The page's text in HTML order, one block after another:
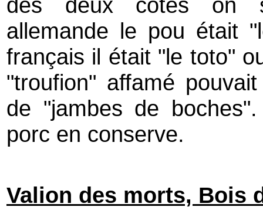
allemande le pou était
français il était "le toto"
"troufion" affamé
de "jambes de
porc en conserve.
Valion des morts, Bois